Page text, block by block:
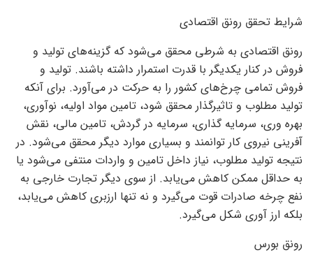
شرایط تحقق رونق اقتصادی
رونق اقتصادی به شرطی محقق می‌شود که گزینه‌های تولید و
فروش در کنار یکدیگر با قدرت استمرار داشته باشند. تولید و
فروش تمامی چرخ‌های کشور را به حرکت در می‌آورد. برای آنکه
تولید مطلوب و تاثیرگذار محقق شود، تامین مواد اولیه، نوآوری،
بهره وری، سرمایه گذاری، سرمایه در گردش، تامین مالی، نقش
آفرینی نیروی کار توانمند و بسیاری موارد دیگر محقق می‌شود. در
نتیجه تولید مطلوب، نیاز داخل تامین و واردات منتفی می‌شود یا
به حداقل ممکن کاهش می‌یابد. از سوی دیگر تجارت خارجی به
نفع چرخه صادرات قوت می‌گیرد و نه تنها ارزبری کاهش می‌یابد،
بلکه ارز آوری شکل می‌گیرد.
رونق بورس